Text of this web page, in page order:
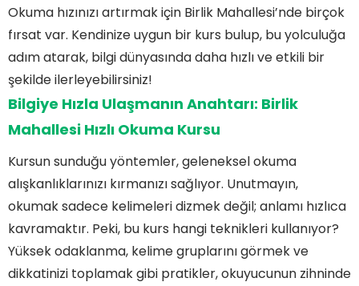
Okuma hızınızı artırmak için Birlik Mahallesi’nde birçok
fırsat var. Kendinize uygun bir kurs bulup, bu yolculuğa
adım atarak, bilgi dünyasında daha hızlı ve etkili bir
şekilde ilerleyebilirsiniz!
Bilgiye Hızla Ulaşmanın Anahtarı: Birlik
Mahallesi Hızlı Okuma Kursu
Kursun sunduğu yöntemler, geleneksel okuma
alışkanlıklarınızı kırmanızı sağlıyor. Unutmayın,
okumak sadece kelimeleri dizmek değil; anlamı hızlıca
kavramaktır. Peki, bu kurs hangi teknikleri kullanıyor?
Yüksek odaklanma, kelime gruplarını görmek ve
dikkatinizi toplamak gibi pratikler, okuyucunun zihninde
Hızlı Okuma Yöntemleri Nelerdir?
Hızlı Okuma Kursuna Kimler Katılabilir?
Başarı Garantisi Var Mı?
Birlik Mahallesi Hızlı Okuma Kursu Nedir?
Kurs Süresi ve Ücreti Nasıldır?